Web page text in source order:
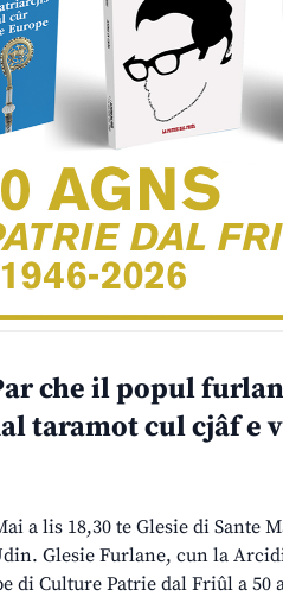
che il popul
taramot cul cjâf e
a lis 18,30 te Glesie di Sante
Glesie Furlane, cun la
di Culture Patrie dal Friûl a 50